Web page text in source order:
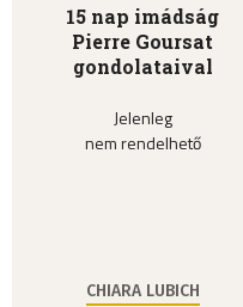
15 nap imádság
Pierre Goursat
gondolataival
Jelenleg
nem rendelhető
CHIARA LUBICH